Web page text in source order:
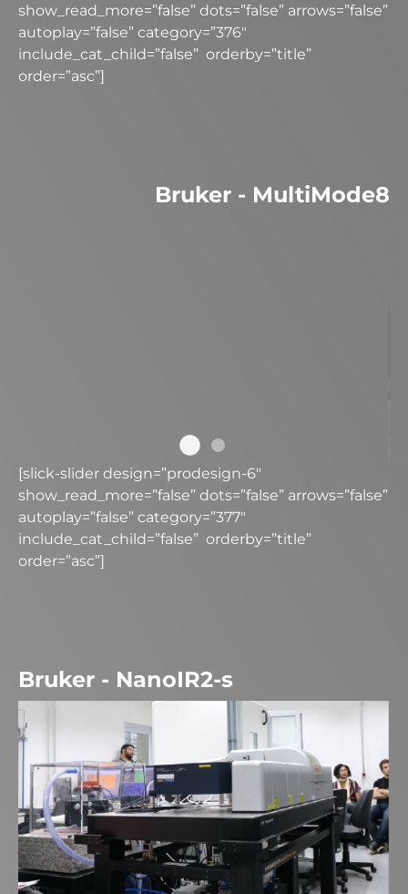
show_read_more=”false” dots=”false” arrows=”false”
autoplay=”false” category=”376″
include_cat_child=”false” orderby=”title”
order=”asc”]
Bruker - MultiMode8
[slick-slider design=”prodesign-6″
show_read_more=”false” dots=”false” arrows=”false”
autoplay=”false” category=”377″
include_cat_child=”false” orderby=”title”
order=”asc”]
Bruker - NanoIR2-s